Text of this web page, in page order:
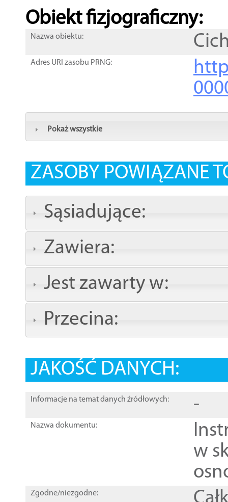
Obiekt fizjograficzny:
Nazwa obiektu:
Adres URI zasobu PRNG:
Pokaż wszystkie
ZASOBY POWIĄZANE
Sąsiadujące:
Zawiera:
Jest zawarty w:
Przecina:
JAKOŚĆ DANYCH:
Informacje na temat danych źródłowych: -
Nazwa dokumentu:
w
Zgodne/niezgodne: